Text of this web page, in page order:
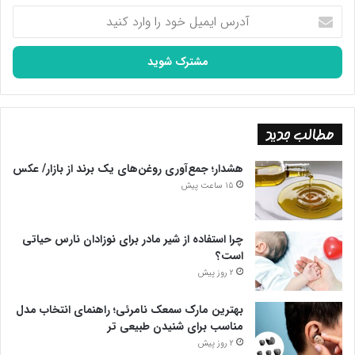
دلار[5]
فروش نیمه ساندویچ دوخواننده آمریکایی به نام جاستین تیمبرلیک به
قیمت ۳ هزار دلار و نایل هوران به قیمت ۱۰۰ هزار دلار[6]
[1].https://www.firstpost.com/world/lionel-messis-used-tissue-
from-barcelona-farewell-presser-up-for-sale-at-whopping-1-
million-9902901.html
[2] .http://news.bbc.co.uk/1/hi/entertainment/7796991.stm
.https://en.as.com/en/2019/03/21/soccer/1553172619_229466.ht
ml
آدرس
ایمیل
خود
وارد
کنید
مطالب جدید
هشدار؛ جمع‌آوری روغن‌های یک برند از بازار/ عکس
15 ساعت پیش
چرا استفاده از شیر مادر برای نوزادان نارس حیاتی
است؟
2 روز پیش
بهترین مارک سمعک نامرئی؛ راهنمای انتخاب مدل
مناسب برای شنیدن طبیعی تر
2 روز پیش